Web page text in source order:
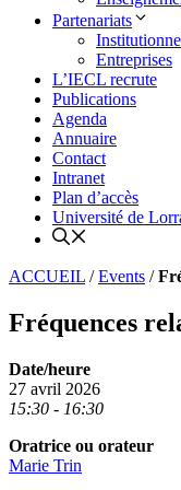
Partenariats
Entreprises
L’IECL recrute
Publications
Agenda
Annuaire
Contact
Intranet
Plan d’accès
Université de
ACCUEIL /Events /
Fréquences
Date/heure
27 avril 2026
15:30 - 16:30
Oratrice ou orateur
Marie Trin